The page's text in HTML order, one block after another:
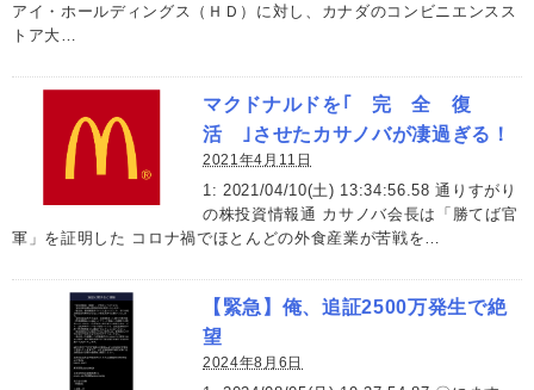
アイ・ホールディングス（ＨＤ）に対し、カナダのコンビニエンスス
トア大…
マクドナルドを｢ 完 全 復
活 ｣させたカサノバが凄過ぎる！
2021年4月11日
1: 2021/04/10(土) 13:34:56.58 通りすがり
の株投資情報通 カサノバ会長は「勝てば官
軍」を証明した コロナ禍でほとんどの外食産業が苦戦を…
【緊急】俺、追証2500万発生で絶
望
2024年8月6日